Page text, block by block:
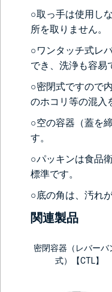
背面側に部品をつける
なし
シール座をつけ
る(+10560円)
＞＞詳しくはこちらから
○取っ手は使用し
所を取りません。
○ワンタッチ式レ
でき、洗浄も容易
○密閉式ですので
のホコリ等の混入
○空の容器（蓋を
す。
○パッキンは食品
標準です。
○底の角は、汚れ
関連製品
密閉容器（レバーバ
式）【CTL】